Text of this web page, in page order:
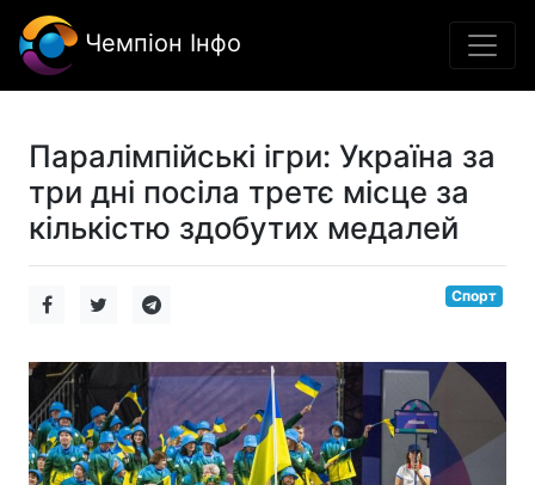
Чемпіон Інфо
Паралімпійські ігри: Україна за
три дні посіла третє місце за
кількістю здобутих медалей
Спорт